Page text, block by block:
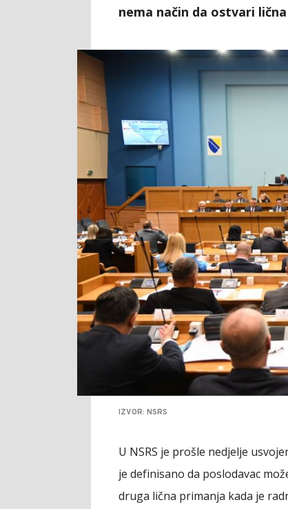
nema način da ostvari
IZVOR: NSRS
U NSRS je prošle nedjelje
je definisano da poslodavac
druga lična primanja kada je